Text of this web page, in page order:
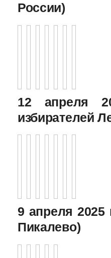
России)
12 апреля
избирателей
9 апреля 2025
Пикалево)